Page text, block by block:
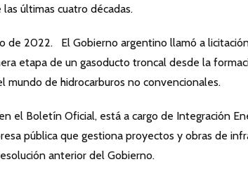
últimas cuatro décadas.
de 2022. El Gobierno argentino llamó a
etapa de un gasoducto troncal desde la
mundo de hidrocarburos no convencionales.
el Boletín Oficial, está a cargo de Integración
pública que gestiona proyectos y obras de
anterior del Gobierno.